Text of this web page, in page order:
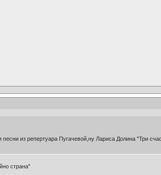
из репертуара Пугачевой,ну Лариса Долина "Три
страна"